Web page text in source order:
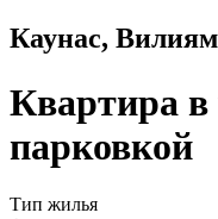
Каунас,
Квартира в
парковкой
Тип жилья